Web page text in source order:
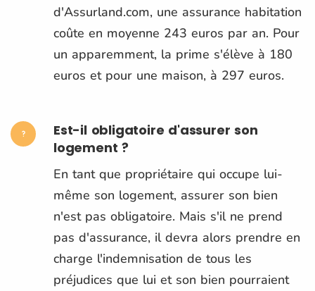
d'Assurland.com, une assurance habitation
coûte en moyenne 243 euros par an. Pour
un apparemment, la prime s'élève à 180
euros et pour une maison, à 297 euros.
Est-il obligatoire d'assurer son
logement ?
En tant que propriétaire qui occupe lui-
même son logement, assurer son bien
n'est pas obligatoire. Mais s'il ne prend
pas d'assurance, il devra alors prendre en
charge l'indemnisation de tous les
préjudices que lui et son bien pourraient